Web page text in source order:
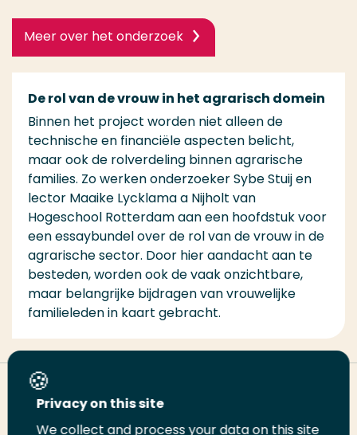
Meer over het onderzoek
De rol van de vrouw in het agrarisch domein
Binnen het project worden niet alleen de
technische en financiële aspecten belicht,
maar ook de rolverdeling binnen agrarische
families. Zo werken onderzoekerSybeStuijen
lector Maaike Lycklamaa Nijholt van
Hogeschool Rotterdamaan een hoofdstuk voor
een essaybundel over de rol van de vrouw in de
agrarische sector. Door hier aandacht aan te
besteden, worden ook de vaak onzichtbare,
maar belangrijke bijdragen van vrouwelijke
familieleden in kaart gebracht.
Deel deze pagina
Privacy on this site
We collect and process your data on this site